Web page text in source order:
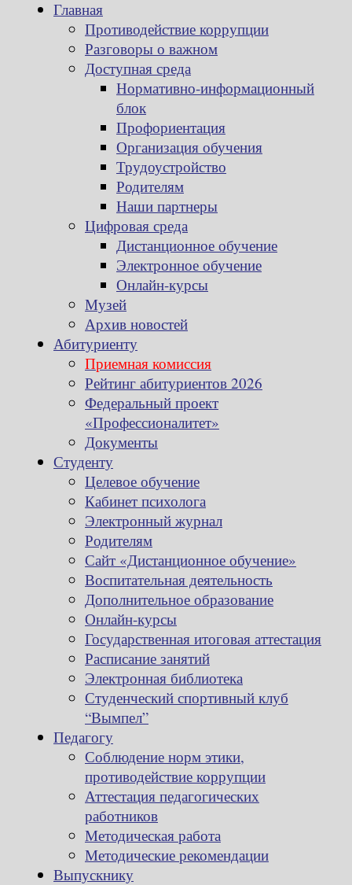
Главная
Противодействие коррупции
Разговоры о важном
Доступная среда
Нормативно-информационный
блок
Профориентация
Организация обучения
Трудоустройство
Родителям
Наши партнеры
Цифровая среда
Дистанционное обучение
Электронное обучение
Онлайн-курсы
Музей
Архив новостей
Абитуриенту
Приемная комиссия
Рейтинг абитуриентов 2026
Федеральный проект
«Профессионалитет»
Документы
Студенту
Целевое обучение
Кабинет психолога
Электронный журнал
Родителям
Сайт «Дистанционное обучение»
Воспитательная деятельность
Дополнительное образование
Онлайн-курсы
Государственная итоговая аттестация
Расписание занятий
Электронная библиотека
Студенческий спортивный клуб
“Вымпел”
Педагогу
Соблюдение норм этики,
противодействие коррупции
Аттестация педагогических
работников
Методическая работа
Методические рекомендации
Выпускнику